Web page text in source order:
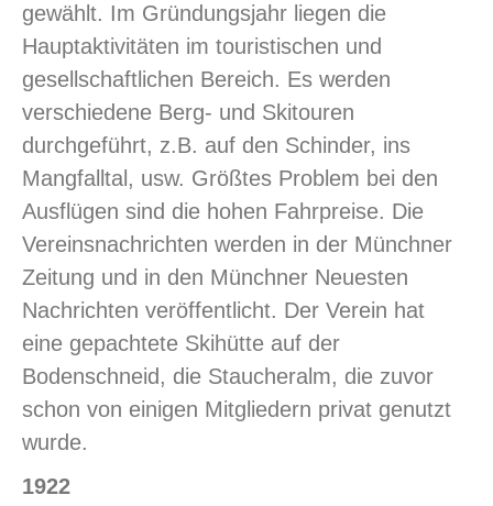
gewählt. Im Gründungsjahr liegen die
Hauptaktivitäten im touristischen und
gesellschaftlichen Bereich. Es werden
verschiedene Berg- und Skitouren
durchgeführt, z.B. auf den Schinder, ins
Mangfalltal, usw. Größtes Problem bei den
Ausflügen sind die hohen Fahrpreise. Die
Vereinsnachrichten werden in der Münchner
Zeitung und in den Münchner Neuesten
Nachrichten veröffentlicht. Der Verein hat
eine gepachtete Skihütte auf der
Bodenschneid, die Staucheralm, die zuvor
schon von einigen Mitgliedern privat genutzt
wurde.
1922